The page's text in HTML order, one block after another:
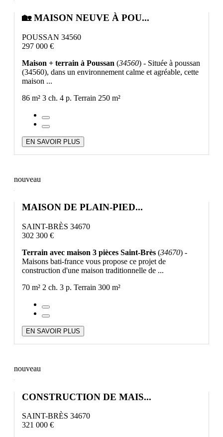
🏡 MAISON NEUVE À POU...
POUSSAN 34560
297 000 €
Maison + terrain à Poussan (34560) - Située à poussan
(34560), dans un environnement calme et agréable, cette
maison ...
86 m² 3 ch. 4 p. Terrain 250 m²
EN SAVOIR PLUS
nouveau
MAISON DE PLAIN-PIED...
SAINT-BRÈS 34670
302 300 €
Terrain avec maison 3 pièces Saint-Brès (34670) -
Maisons bati-france vous propose ce projet de
construction d'une maison traditionnelle de ...
70 m² 2 ch. 3 p. Terrain 300 m²
EN SAVOIR PLUS
nouveau
CONSTRUCTION DE MAIS...
SAINT-BRÈS 34670
321 000 €